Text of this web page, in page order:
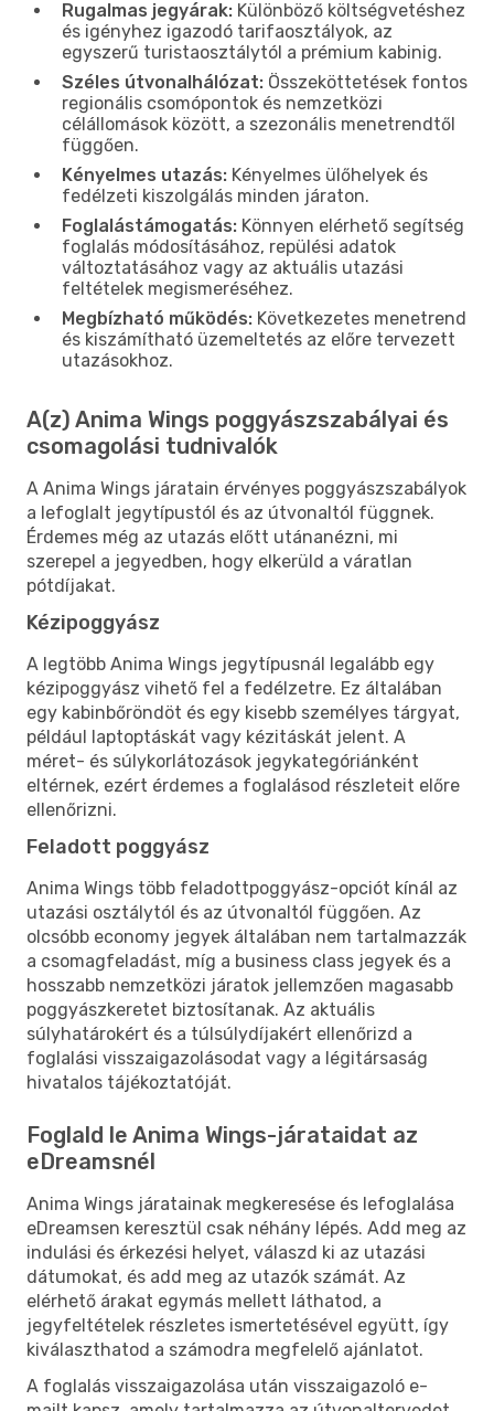
Rugalmas jegyárak: Különböző költségvetéshez
és igényhez igazodó tarifaosztályok, az
egyszerű turistaosztálytól a prémium kabinig.
Széles útvonalhálózat: Összeköttetések fontos
regionális csomópontok és nemzetközi
célállomások között, a szezonális menetrendtől
függően.
Kényelmes utazás: Kényelmes ülőhelyek és
fedélzeti kiszolgálás minden járaton.
Foglalástámogatás: Könnyen elérhető segítség
foglalás módosításához, repülési adatok
változtatásához vagy az aktuális utazási
feltételek megismeréséhez.
Megbízható működés: Következetes menetrend
és kiszámítható üzemeltetés az előre tervezett
utazásokhoz.
A(z) Anima Wings poggyászszabályai és
csomagolási tudnivalók
A Anima Wings járatain érvényes poggyászszabályok
a lefoglalt jegytípustól és az útvonaltól függnek.
Érdemes még az utazás előtt utánanézni, mi
szerepel a jegyedben, hogy elkerüld a váratlan
pótdíjakat.
Kézipoggyász
A legtöbb Anima Wings jegytípusnál legalább egy
kézipoggyász vihető fel a fedélzetre. Ez általában
egy kabinbőröndöt és egy kisebb személyes tárgyat,
például laptoptáskát vagy kézitáskát jelent. A
méret- és súlykorlátozások jegykategóriánként
eltérnek, ezért érdemes a foglalásod részleteit előre
ellenőrizni.
Feladott poggyász
Anima Wings több feladottpoggyász-opciót kínál az
utazási osztálytól és az útvonaltól függően. Az
olcsóbb economy jegyek általában nem tartalmazzák
a csomagfeladást, míg a business class jegyek és a
hosszabb nemzetközi járatok jellemzően magasabb
poggyászkeretet biztosítanak. Az aktuális
súlyhatárokért és a túlsúlydíjakért ellenőrizd a
foglalási visszaigazolásodat vagy a légitársaság
hivatalos tájékoztatóját.
Foglald le Anima Wings-járataidat az
eDreamsnél
Anima Wings járatainak megkeresése és lefoglalása
eDreamsen keresztül csak néhány lépés. Add meg az
indulási és érkezési helyet, válaszd ki az utazási
dátumokat, és add meg az utazók számát. Az
elérhető árakat egymás mellett láthatod, a
jegyfeltételek részletes ismertetésével együtt, így
kiválaszthatod a számodra megfelelő ajánlatot.
A foglalás visszaigazolása után visszaigazoló e-